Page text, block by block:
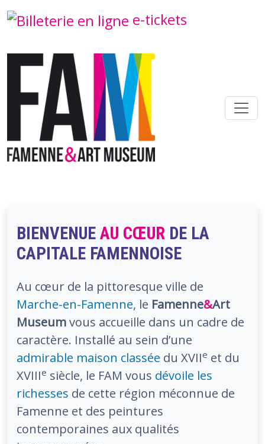
e-tickets
BIENVENUE AU CŒUR DE LA
CAPITALE FAMENNOISE
Au cœur de la pittoresque ville de
Marche-en-Famenne, le Famenne&Art
Museumvous accueille dans un cadre de
caractère. Installé au sein d’une
admirable maison classée du XVIIe et du
XVIIIe siècle, le FAM vous dévoile les
richesses de cette région méconnue de
Famenne et des peintures
contemporaines aux qualités